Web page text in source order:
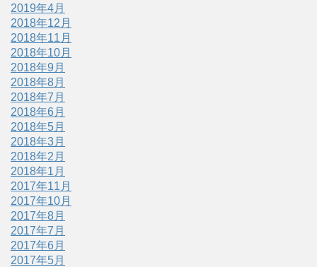
2019年4月
2018年12月
2018年11月
2018年10月
2018年9月
2018年8月
2018年7月
2018年6月
2018年5月
2018年3月
2018年2月
2018年1月
2017年11月
2017年10月
2017年8月
2017年7月
2017年6月
2017年5月